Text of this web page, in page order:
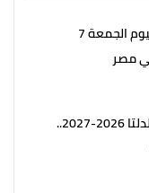
مواقيت الصلاة اليوم الجمعة 7
مصاريف جامعة الدلتا 2026-2027..